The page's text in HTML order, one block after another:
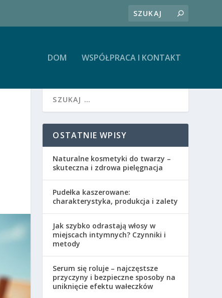
DOM WSPÓŁPRACA I KONTAKT
OSTATNIE WPISY
Naturalne kosmetyki do twarzy –
skuteczna i zdrowa pielęgnacja
Pudełka kaszerowane:
charakterystyka, produkcja i zalety
Jak szybko odrastają włosy w
miejscach intymnych? Czynniki i
metody
Serum się roluje – najczęstsze
przyczyny i bezpieczne sposoby na
uniknięcie efektu wałeczków